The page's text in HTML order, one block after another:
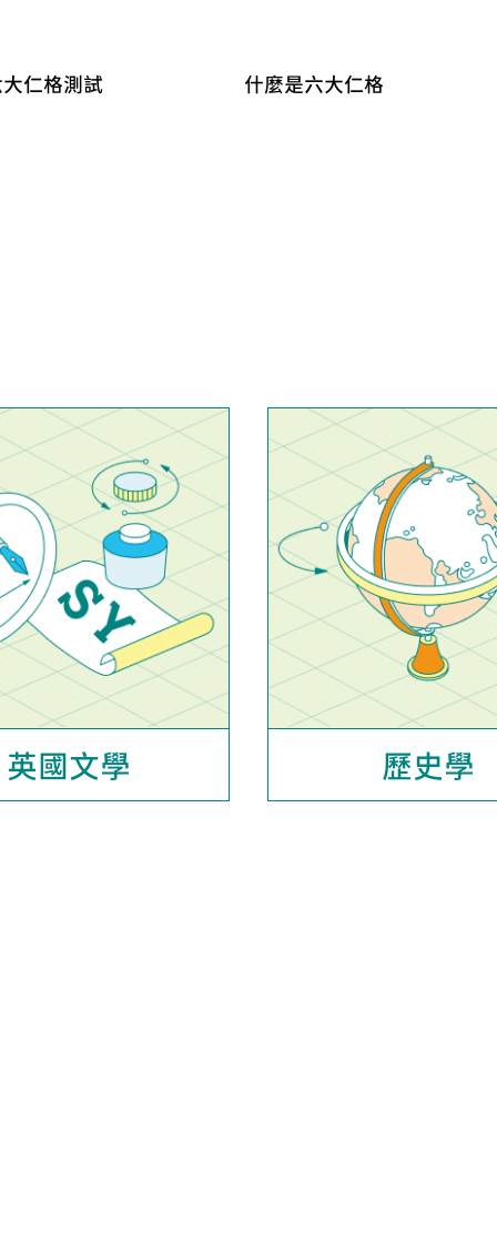
仁格測試 什麼是六大仁格
英國文學 歷史學